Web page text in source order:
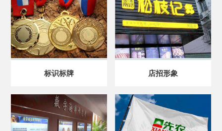
标识标牌 店招形象